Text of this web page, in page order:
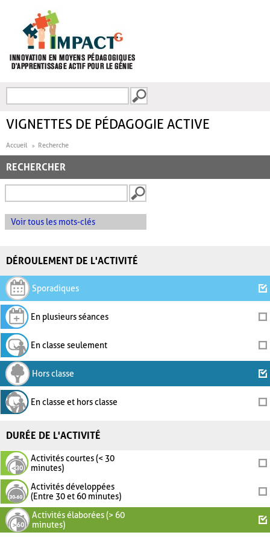
FORMULAIRE DE
VIGNETTES DE PÉDAGOGIE ACTIVE
Accueil Recherche
RECHERCHER
Voir tous les mots-clés
DÉROULEMENT DE L'ACTIVITÉ
Sporadiques
En plusieurs séances
En classe seulement
Hors classe
En classe et hors classe
DURÉE DE L'ACTIVITÉ
Activités courtes (< 30
minutes)
Activités développées
(Entre 30 et 60 minutes)
Activités élaborées (> 60
minutes)